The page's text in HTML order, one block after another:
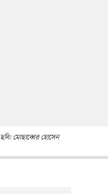
ছবি: মোছাব্বের হোসেন